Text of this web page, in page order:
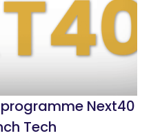
programme Next40
Tech